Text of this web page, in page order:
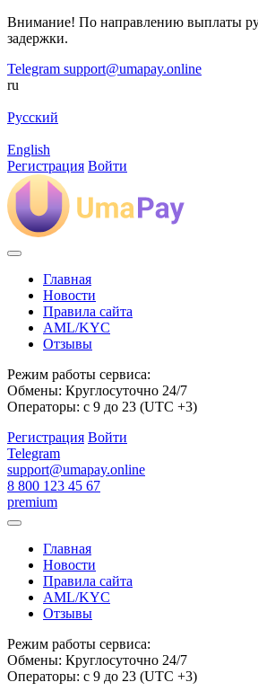
Внимание! По направлению выплаты
задержки.
Telegram support@umapay.online
ru
Русский
English
Регистрация Войти
Главная
Новости
Правила сайта
AML/KYC
Отзывы
Режим работы сервиса:
Обмены: Круглосуточно 24/7
Операторы: с 9 до 23 (UTC +3)
Регистрация Войти
Telegram
support@umapay.online
8 800 123 45 67
premium
Главная
Новости
Правила сайта
AML/KYC
Отзывы
Режим работы сервиса:
Обмены: Круглосуточно 24/7
Операторы: с 9 до 23 (UTC +3)